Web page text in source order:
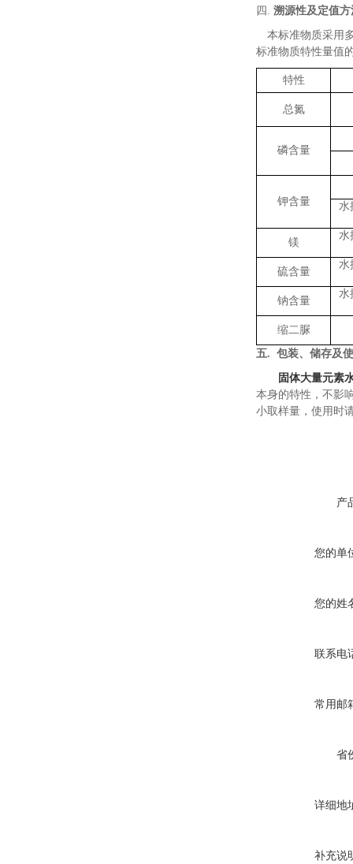
四. 溯源性及定值方
本标准物质采用
标准物质特性量值
特性
总氮
磷含量
钾含量 水
镁
水
硫含量
水
钠含量
水
缩二脲
五. 包装、储存及
固体大量元素
本身的特性，不影
小取样量， 使用时
产
您的单
您的姓
联系电
常用邮
省
详细地
补充说